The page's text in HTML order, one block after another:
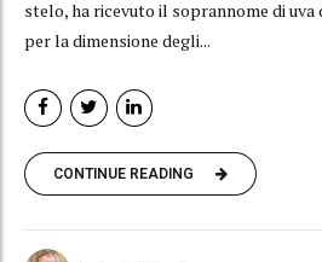
stelo, ha ricevuto il soprannome di uva
per la dimensione degli...
CONTINUE READING